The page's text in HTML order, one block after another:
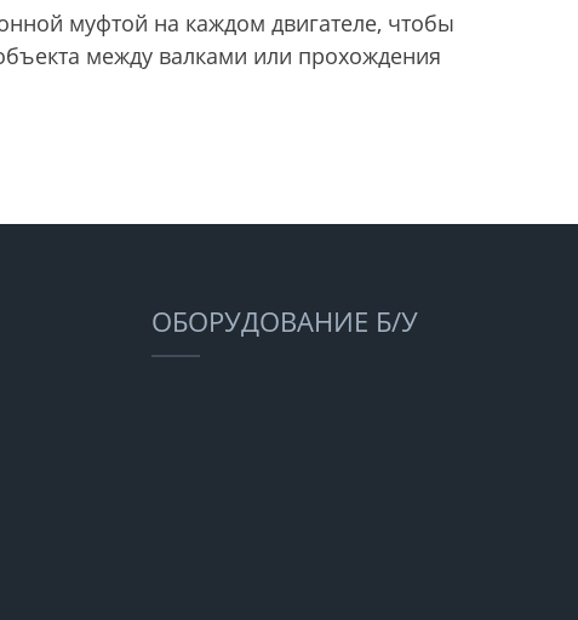
муфтой на каждом двигателе, чтобы
между валками или прохождения
ОБОРУДОВАНИЕ Б/У